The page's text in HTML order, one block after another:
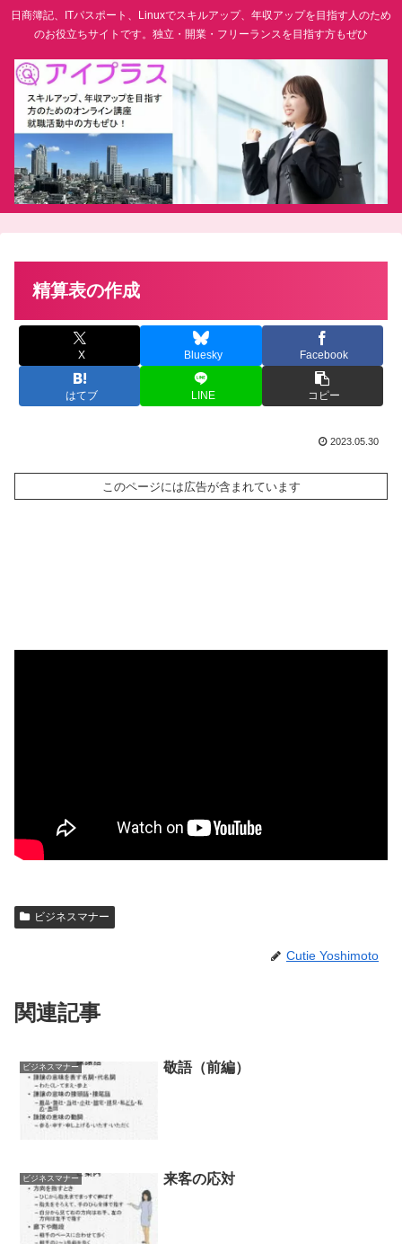
日商簿記、ITパスポート、Linuxでスキルアップ、年収アップを目指す人のため
のお役立ちサイトです。独立・開業・フリーランスを目指す方もぜひ
精算表の作成
X Bluesky Facebook
はてブ LINE コピー
2023.05.30
このページには広告が含まれています
ビジネスマナー
Cutie Yoshimoto
関連記事
ビジネスマナー 敬語（前編）
ビジネスマナー 来客の応対